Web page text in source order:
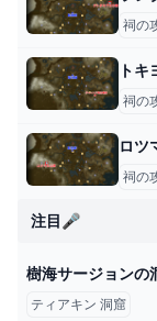
祠の
トキ
祠の
ロツ
祠の
注目🎤
ティアキン 洞窟